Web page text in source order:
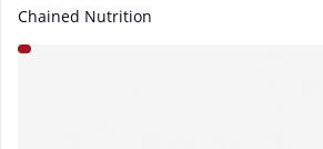
Chained Nutrition
Tuotekuvat Chained Nutrition